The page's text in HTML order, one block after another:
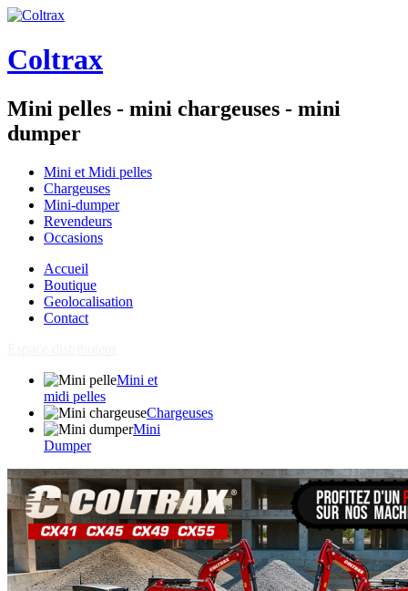
Coltrax
Mini pelles - mini chargeuses - mini
dumper
Mini et Midi pelles
Chargeuses
Mini-dumper
Revendeurs
Occasions
Accueil
Boutique
Geolocalisation
Contact
Mini et
midi pelles
Chargeuses
Mini
Dumper